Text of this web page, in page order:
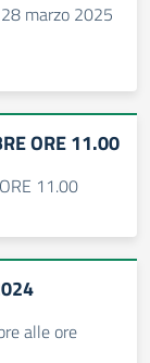
marzo 2025
ORE 11.00
11.00
alle ore